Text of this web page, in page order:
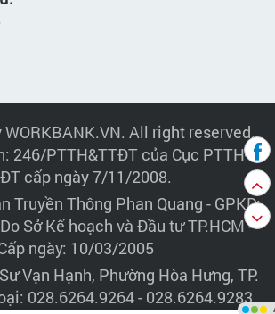
All right reserved.
246/PTTH&TTĐT của Cục PTTH-
cấp ngày 7/11/2008.
Truyền Thông Phan Quang - GPKD:
Sở Kế hoạch và Đầu tư TP.HCM -
ngày: 10/03/2005
Vạn Hạnh, Phường Hòa Hưng, TP.
028.6264.9264 - 028.6264.9283